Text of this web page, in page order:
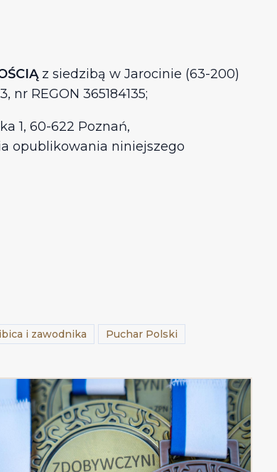
z siedzibą w Jarocinie (63-200)
REGON 365184135;
1, 60-622 Poznań,
opublikowania niniejszego
i zawodnika Puchar Polski